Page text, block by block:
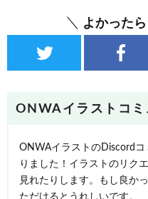
よかった
ONWAイラストコミ
ONWAイラストのDiscord
りました！イラストのリク
見れたりします。もし良か
ただけるとうれしいです。